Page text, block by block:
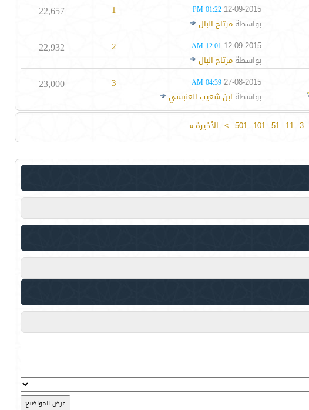
12-09-2015
01:22 PM
بواسطةمرتاح البال
1
22,657
12-09-2015
12:01 AM
بواسطةمرتاح البال
2
22,932
27-08-2015
04:39 AM
بواسطة ابن شعيب العنبسي
3
23,000
3
11
51
101
501
> الأخيرة»